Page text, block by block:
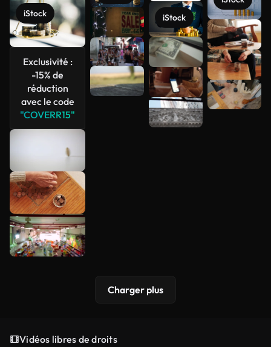
iStock
Exclusivité :
-15% de
réduction
avec le code
"COVERR15"
iStock
Voir plus
Charger plus
Vidéos libres de droits